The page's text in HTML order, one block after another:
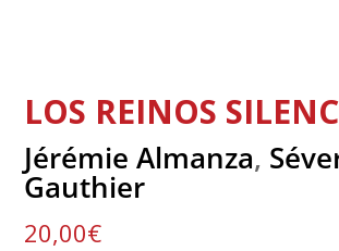
LOS REINOS
Jérémie Almanza,
Gauthier
20,00€